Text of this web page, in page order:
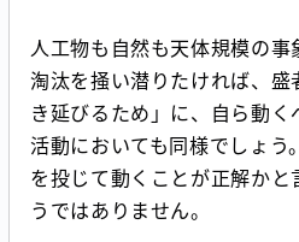
人工物も自然も天体規模の
淘汰を掻い潜りたければ、盛
き延びるため」に、自ら動く
活動においても同様でしょう
を投じて動くことが正解かと
うではありません。